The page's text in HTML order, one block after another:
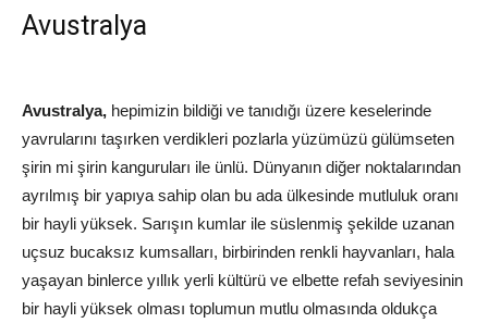
Avustralya
Avustralya, hepimizin bildiği ve tanıdığı üzere keselerinde
yavrularını taşırken verdikleri pozlarla yüzümüzü gülümseten
şirin mi şirin kanguruları ile ünlü. Dünyanın diğer noktalarından
ayrılmış bir yapıya sahip olan bu ada ülkesinde mutluluk oranı
bir hayli yüksek. Sarışın kumlar ile süslenmiş şekilde uzanan
uçsuz bucaksız kumsalları, birbirinden renkli hayvanları, hala
yaşayan binlerce yıllık yerli kültürü ve elbette refah seviyesinin
bir hayli yüksek olması toplumun mutlu olmasında oldukça